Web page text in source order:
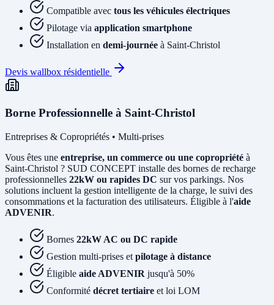
Compatible avec tous les véhicules électriques
Pilotage via application smartphone
Installation en demi-journée à Saint-Christol
Devis wallbox résidentielle
Borne Professionnelle à Saint-Christol
Entreprises & Copropriétés • Multi-prises
Vous êtes une entreprise, un commerce ou une copropriété à
Saint-Christol ? SUD CONCEPT installe des bornes de recharge
professionnelles 22kW ou rapides DC sur vos parkings. Nos
solutions incluent la gestion intelligente de la charge, le suivi des
consommations et la facturation des utilisateurs. Éligible à l'aide
ADVENIR.
Bornes 22kW AC ou DC rapide
Gestion multi-prises et pilotage à distance
Éligible aide ADVENIR jusqu'à 50%
Conformité décret tertiaire et loi LOM